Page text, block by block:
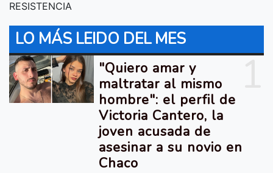
RESISTENCIA
LO MÁS LEIDO DEL MES
"Quiero amar y
maltratar al mismo
hombre": el perfil de
Victoria Cantero, la
joven acusada de
asesinar a su novio en
Chaco